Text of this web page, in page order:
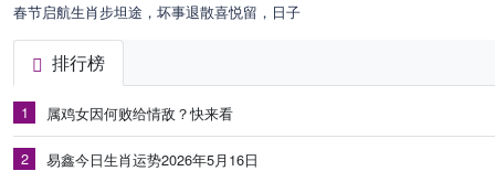
春节启航生肖步坦途，坏事退散喜悦留，日子
排行榜
1 属鸡女因何败给情敌？快来看
2 易鑫今日生肖运势2026年5月16日